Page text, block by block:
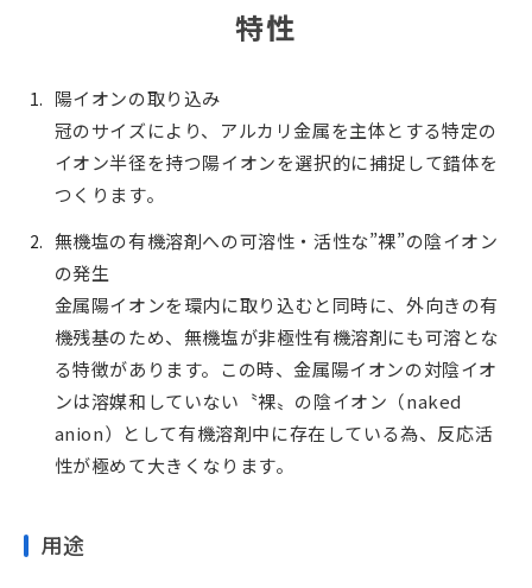
特性
1. 陽イオンの取り込み
冠のサイズにより、アルカリ金属を主体とする特定の
イオン半径を持つ陽イオンを選択的に捕捉して錯体を
つくります。
2. 無機塩の有機溶剤への可溶性・活性な”裸”の陰イオン
の発生
金属陽イオンを環内に取り込むと同時に、外向きの有
機残基のため、無機塩が非極性有機溶剤にも可溶とな
る特徴があります。この時、金属陽イオンの対陰イオ
ンは溶媒和していない〝裸〟の陰イオン（naked
anion）として有機溶剤中に存在している為、反応活
性が極めて大きくなります。
用途